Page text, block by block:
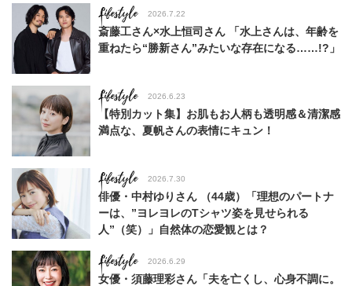
Lifestyle 2026.7.22
斎藤工さん×水上恒司さん 「水上さんは、年齢を
重ねたら“勝新さん”みたいな存在になる……!?」
Lifestyle 2026.6.23
【特別カット集】お肌もお人柄も透明感＆清潔感
満点な、夏帆さんの表情にキュン！
Lifestyle 2026.7.30
俳優・中村ゆりさん （44歳）「理想のパートナ
ーは、”ヨレヨレのTシャツ姿を見せられる
人”（笑）」自然体の恋愛観とは？
Lifestyle 2026.6.29
女優・須藤理彩さん「夫を亡くし、心身不調に。